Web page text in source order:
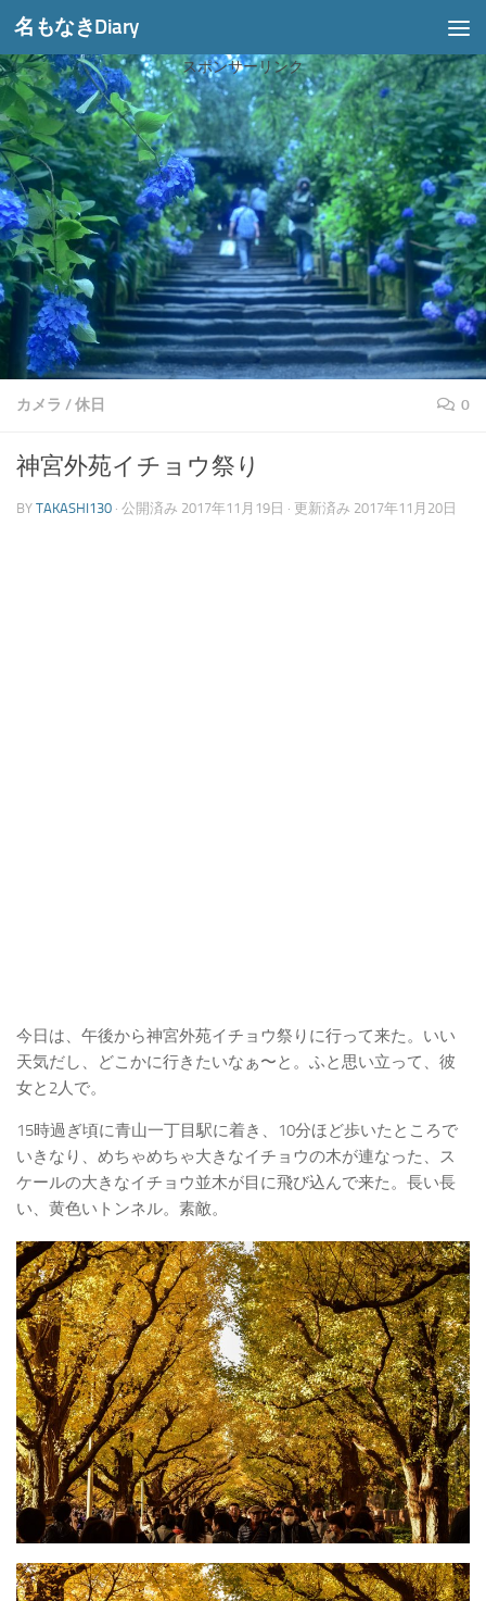
コンテンツへスキップ
名もなきDiary
スポンサーリンク
カメラ /休日 0
神宮外苑イチョウ祭り
BY TAKASHI130 · 公開済み 2017年11月19日 · 更新済み 2017年11月20日
今日は、午後から神宮外苑イチョウ祭りに行って来た。いい
天気だし、どこかに行きたいなぁ〜と。ふと思い立って、彼
女と2人で。
15時過ぎ頃に青山一丁目駅に着き、10分ほど歩いたところで
いきなり、めちゃめちゃ大きなイチョウの木が連なった、ス
ケールの大きなイチョウ並木が目に飛び込んで来た。長い長
い、黄色いトンネル。素敵。